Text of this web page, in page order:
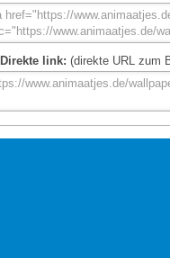
Direkte link: (direkte URL zum